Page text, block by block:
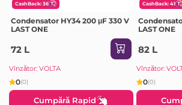
CashBack: 36
Condensator HY34 200 μF 330 V
LAST ONE
72 L
Vînzător: VOLTA
0(0)
Cumpără Rapid
CashBack: 41
LAST ONE
82 L
Vînzător:
0(0)